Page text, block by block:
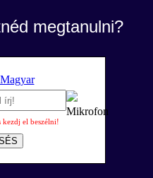
megtanulni?
el beszélni!